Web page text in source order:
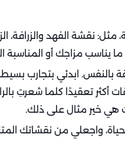
هي الطبعات الاستوائية، مثل: نقشة الفهد
يناسب مزاجك أو المناسبة
بالنفس. ابدئي بتجارب
أكثر تعقيدًا كلما شعرتِ
هي خير مثال على ذلك.
بالحياة، واجعلي من نقشاتك